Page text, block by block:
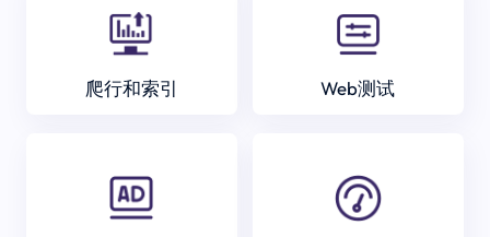
爬行和索引 Web测试